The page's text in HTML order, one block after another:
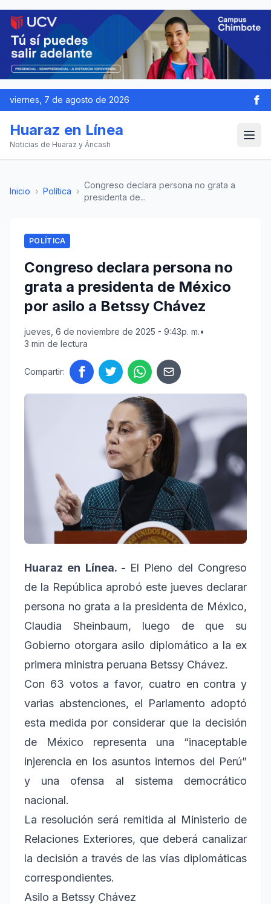
viernes, 7 de agosto de 2026
Huaraz en Línea
Noticias de Huaraz y Áncash
Inicio › Política ›
Congreso declara persona no grata a
presidenta de...
POLÍTICA
Congreso declara persona no
grata a presidenta de México
por asilo a Betssy Chávez
jueves, 6 de noviembre de 2025 - 9:43p. m.•
3 min de lectura
Compartir:
Huaraz en Línea. - El Pleno del Congreso
de la República aprobó este jueves declarar
persona no grata a la presidenta de México,
Claudia Sheinbaum, luego de que su
Gobierno otorgara asilo diplomático a la ex
primera ministra peruana Betssy Chávez.
Con 63 votos a favor, cuatro en contra y
varias abstenciones, el Parlamento adoptó
esta medida por considerar que la decisión
de México representa una “inaceptable
injerencia en los asuntos internos del Perú”
y una ofensa al sistema democrático
nacional.
La resolución será remitida al Ministerio de
Relaciones Exteriores, que deberá canalizar
la decisión a través de las vías diplomáticas
correspondientes.
Asilo a Betssy Chávez